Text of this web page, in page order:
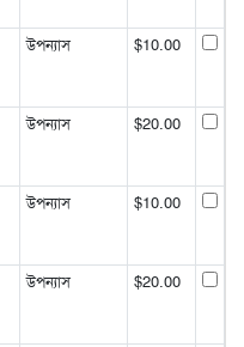
উপন্যাস $10.00
উপন্যাস $20.00
উপন্যাস $10.00
উপন্যাস $20.00